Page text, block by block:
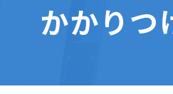
かかりつ